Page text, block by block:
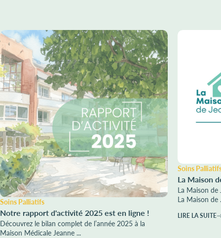
Soins Palliatifs
Notre rapport d'activité 2025 est en ligne !
Découvrez le bilan complet de l’année 2025 à la
Maison Médicale Jeanne ...
Soins
La Maison
La Maison de
La Maison de
LIRE LA SUITE